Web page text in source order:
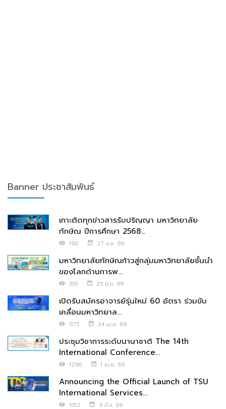
Banner ประชาสัมพันธ์
เกาะติดทุกข่าวสารรับปริญญา มหาวิทยาลัย
ทักษิณ ปีการศึกษา 2568...
190 27 ก.ค. 69
มหาวิทยาลัยทักษิณก้าวสู่กลุ่มมหาวิทยาลัยชั้นนำ
ของโลกด้านการพ...
339 25 มิ.ย. 69
เปิดรับสมัครอาจารย์รุ่นใหม่ 60 อัตรา ร่วมขับ
เคลื่อนมหาวิทยาล...
975 24 เม.ย. 69
ประชุมวิชาการระดับนานาชาติ The 14th
International Conference...
1296 1 เม.ย. 69
Announcing the Official Launch of TSU
International Services...
1012 9 มี.ค. 69